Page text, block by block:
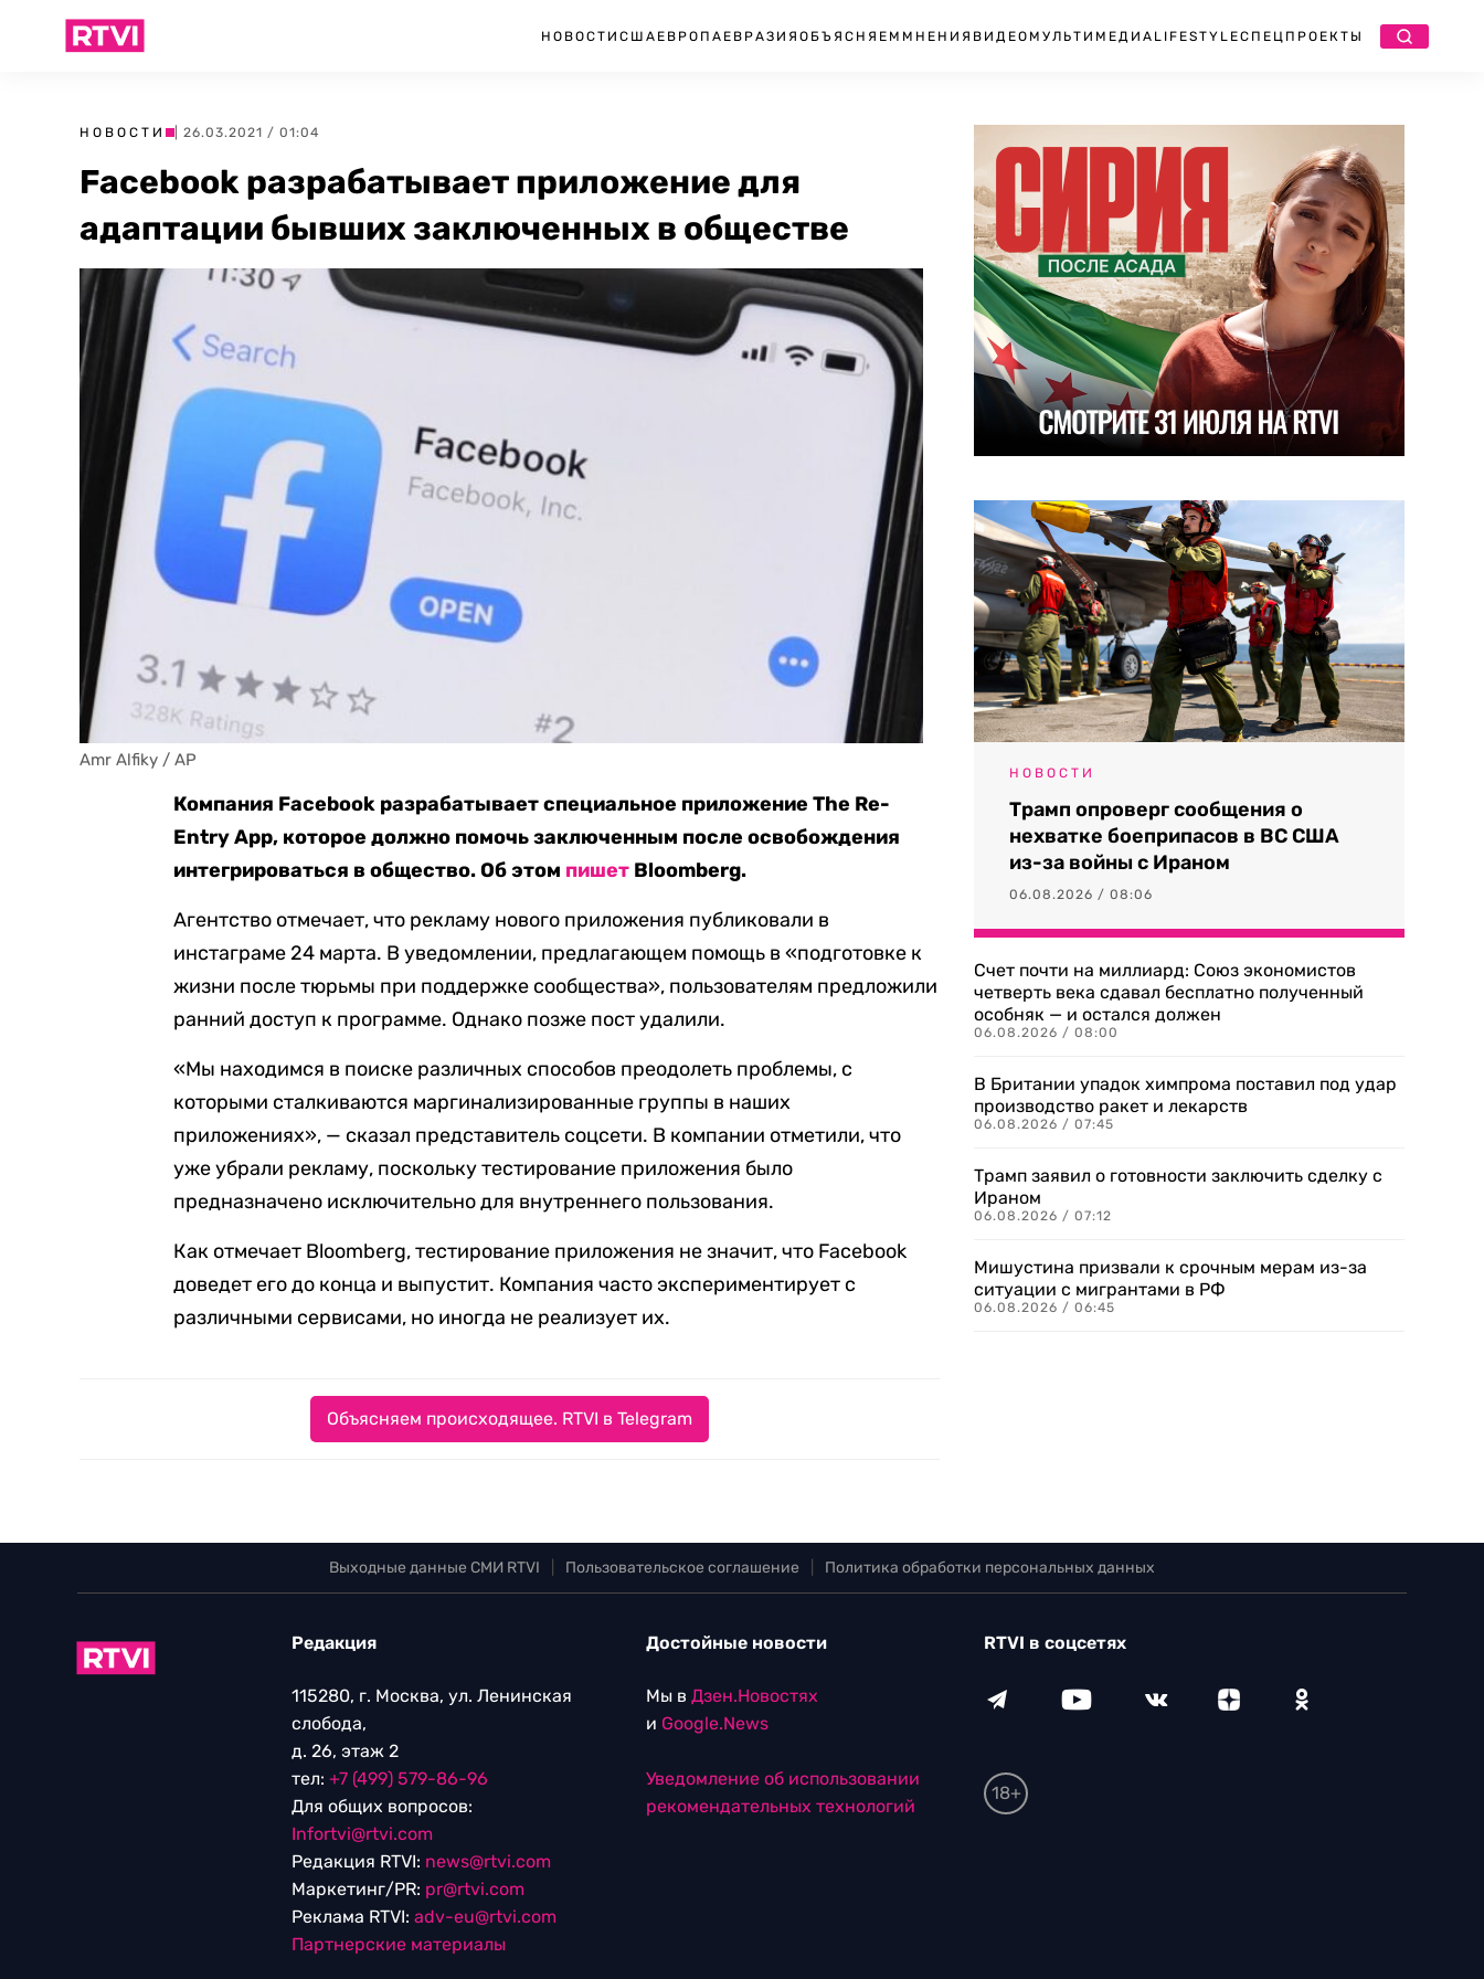
НОВОСТИ США ЕВРОПА ЕВРАЗИЯ ОБЪЯСНЯЕМ МНЕНИЯ ВИДЕО МУЛЬТИМЕДИА LIFESTYLEСПЕЦПРОЕКТЫ
НОВОСТИ | 26.03.2021 / 01:04
Facebook разрабатывает приложение для
адаптации бывших заключенных в обществе
Amr Alfiky / AP
Компания Facebook разрабатывает специальное приложение The Re-
Entry App, которое должно помочь заключенным после освобождения
интегрироваться в общество. Об этом пишет Bloomberg.
Агентство отмечает, что рекламу нового приложения публиковали в
инстаграме 24 марта. В уведомлении, предлагающем помощь в «подготовке к
жизни после тюрьмы при поддержке сообщества», пользователям предложили
ранний доступ к программе. Однако позже пост удалили.
«Мы находимся в поиске различных способов преодолеть проблемы, с
которыми сталкиваются маргинализированные группы в наших
приложениях», — сказал представитель соцсети. В компании отметили, что
уже убрали рекламу, поскольку тестирование приложения было
предназначено исключительно для внутреннего пользования.
Как отмечает Bloomberg, тестирование приложения не значит, что Facebook
доведет его до конца и выпустит. Компания часто экспериментирует с
различными сервисами, но иногда не реализует их.
Объясняем происходящее. RTVI в Telegram
НОВОСТИ
Трамп опроверг сообщения о
нехватке боеприпасов в ВС США
из-за войны с Ираном
06.08.2026 / 08:06
Счет почти на миллиард: Союз экономистов
четверть века сдавал бесплатно полученный
особняк — и остался должен
06.08.2026 / 08:00
В Британии упадок химпрома поставил под удар
производство ракет и лекарств
06.08.2026 / 07:45
Трамп заявил о готовности заключить сделку с
Ираном
06.08.2026 / 07:12
Мишустина призвали к срочным мерам из-за
ситуации с мигрантами в РФ
06.08.2026 / 06:45
Выходные данные СМИ RTVI Пользовательское соглашение Политика обработки персональных данных
Редакция
115280, г. Москва, ул. Ленинская
слобода,
д. 26, этаж 2
тел: +7 (499) 579-86-96
Для общих вопросов:
Infortvi@rtvi.com
Редакция RTVI: news@rtvi.com
Маркетинг/PR: pr@rtvi.com
Реклама RTVI: adv-eu@rtvi.com
Партнерские материалы
Достойные новости
Мы в Дзен.Новостях
и Google.News
Уведомление об использовании
рекомендательных технологий
RTVI в соцсетях
18+